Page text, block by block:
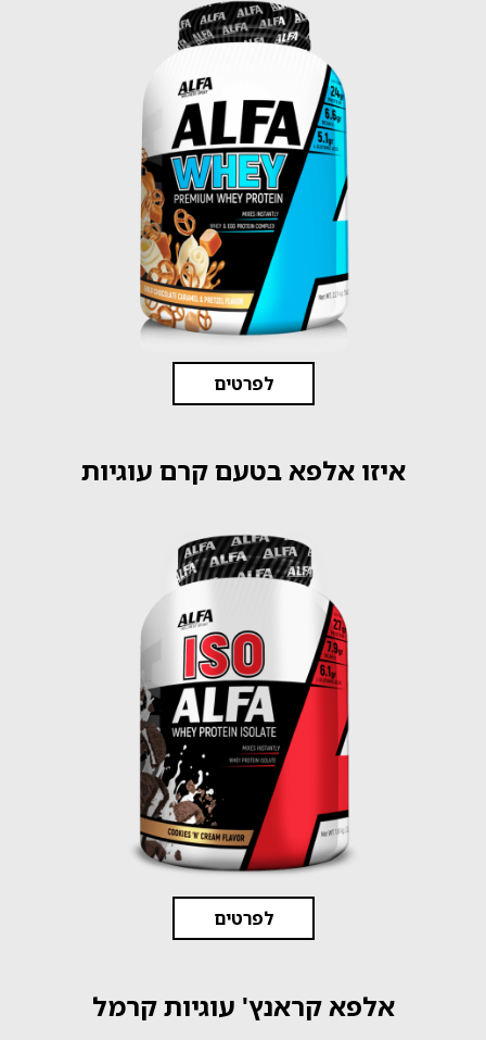
לפרטים
איזו אלפא בטעם קרם עוגיות
לפרטים
אלפא קראנץ' עוגיות קרמל